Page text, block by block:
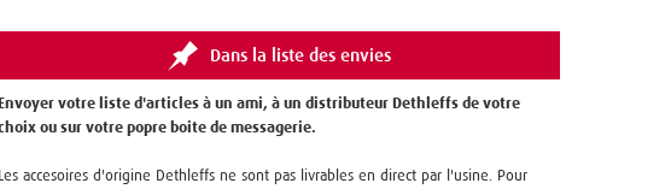
Dans la liste des envies
votre liste d'articles à un ami, à un distributeur Dethleffs de votre
ou sur votre popre boite de messagerie.
Les accesoires d'origine Dethleffs ne sont pas livrables en direct par l'usine. Pour